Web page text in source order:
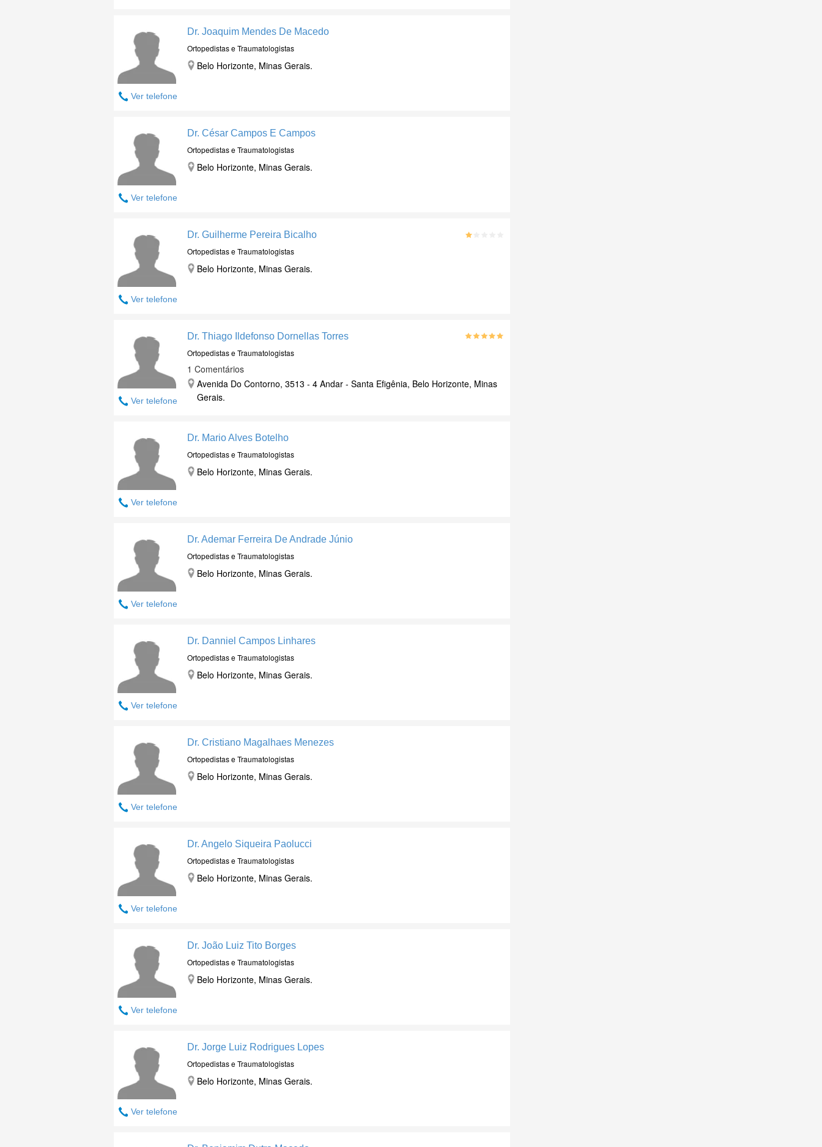
Ver telefone
Dr. Joaquim Mendes De Macedo
Ortopedistas e Traumatologistas
Belo Horizonte, Minas Gerais.
Ver telefone
Dr. César Campos E Campos
Ortopedistas e Traumatologistas
Belo Horizonte, Minas Gerais.
Ver telefone
Dr. Guilherme Pereira Bicalho
Ortopedistas e Traumatologistas
Belo Horizonte, Minas Gerais.
Ver telefone
Dr. Thiago Ildefonso Dornellas Torres
Ortopedistas e Traumatologistas
1 Comentários
Avenida Do Contorno, 3513 - 4 Andar - Santa Efigênia, Belo Horizonte, Minas
Gerais.
Ver telefone
Dr. Mario Alves Botelho
Ortopedistas e Traumatologistas
Belo Horizonte, Minas Gerais.
Ver telefone
Dr. Ademar Ferreira De Andrade Júnio
Ortopedistas e Traumatologistas
Belo Horizonte, Minas Gerais.
Ver telefone
Dr. Danniel Campos Linhares
Ortopedistas e Traumatologistas
Belo Horizonte, Minas Gerais.
Ver telefone
Dr. Cristiano Magalhaes Menezes
Ortopedistas e Traumatologistas
Belo Horizonte, Minas Gerais.
Ver telefone
Dr. Angelo Siqueira Paolucci
Ortopedistas e Traumatologistas
Belo Horizonte, Minas Gerais.
Ver telefone
Dr. João Luiz Tito Borges
Ortopedistas e Traumatologistas
Belo Horizonte, Minas Gerais.
Ver telefone
Dr. Jorge Luiz Rodrigues Lopes
Ortopedistas e Traumatologistas
Belo Horizonte, Minas Gerais.